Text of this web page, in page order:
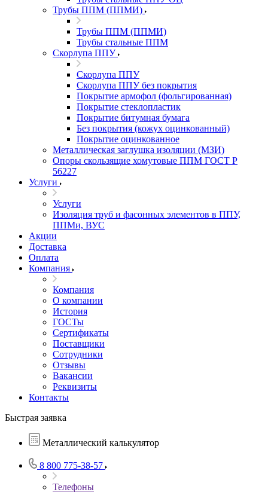
Трубы ППМ (ППМИ)
Трубы ППМ (ППМИ)
Трубы стальные ППМ
Скорлупа ППУ
Скорлупа ППУ
Скорлупа ППУ без покрытия
Покрытие армофол (фольгированная)
Покрытие стеклопластик
Покрытие битумная бумага
Без покрытия (кожух оцинкованный)
Покрытие оцинкованное
Металлическая заглушка изоляции (МЗИ)
Опоры скользящие хомутовые ППМ ГОСТ Р
56227
Услуги
Услуги
Изоляция труб и фасонных элементов в ППУ,
ППМи, ВУС
Акции
Доставка
Оплата
Компания
Компания
О компании
История
ГОСТы
Сертификаты
Поставщики
Сотрудники
Отзывы
Вакансии
Реквизиты
Контакты
Быстрая заявка
Металлический калькулятор
8 800 775-38-57
Телефоны